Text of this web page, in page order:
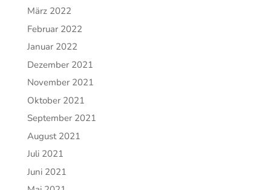
März 2022
Februar 2022
Januar 2022
Dezember 2021
November 2021
Oktober 2021
September 2021
August 2021
Juli 2021
Juni 2021